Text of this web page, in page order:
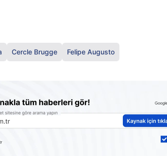
Cercle Brugge Felipe Augusto